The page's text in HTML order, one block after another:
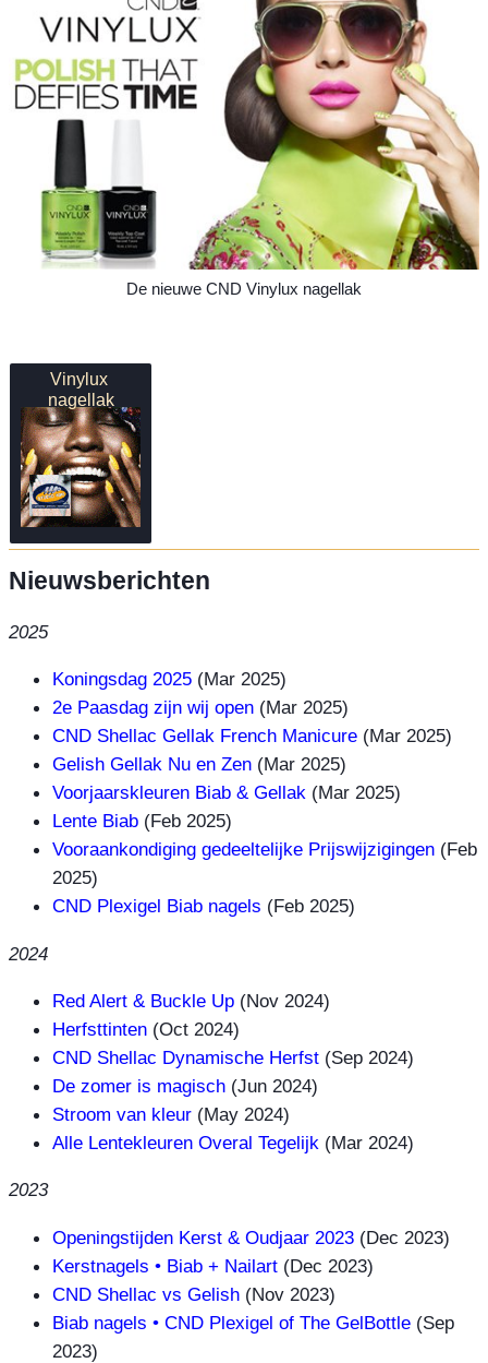
De nieuwe CND Vinylux nagellak
Vinylux
nagellak
Nieuwsberichten
2025
Koningsdag 2025 (Mar 2025)
2e Paasdag zijn wij open (Mar 2025)
CND Shellac Gellak French Manicure (Mar 2025)
Gelish Gellak Nu en Zen (Mar 2025)
Voorjaarskleuren Biab & Gellak (Mar 2025)
Lente Biab (Feb 2025)
Vooraankondiging gedeeltelijke Prijswijzigingen (Feb
2025)
CND Plexigel Biab nagels (Feb 2025)
2024
Red Alert & Buckle Up (Nov 2024)
Herfsttinten (Oct 2024)
CND Shellac Dynamische Herfst (Sep 2024)
De zomer is magisch (Jun 2024)
Stroom van kleur (May 2024)
Alle Lentekleuren Overal Tegelijk (Mar 2024)
2023
Openingstijden Kerst & Oudjaar 2023 (Dec 2023)
Kerstnagels • Biab + Nailart (Dec 2023)
CND Shellac vs Gelish (Nov 2023)
Biab nagels • CND Plexigel of The GelBottle (Sep
2023)